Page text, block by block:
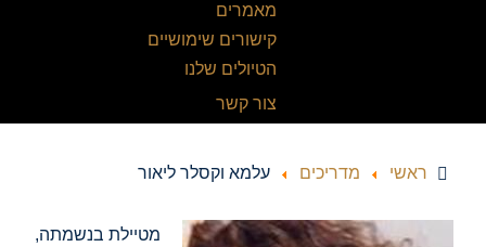
מאמרים
קישורים שימושיים
הטיולים שלנו
צור קשר
ראשי מדריכים עלמא וקסלר ליאור
מטיילת בנשמתה,